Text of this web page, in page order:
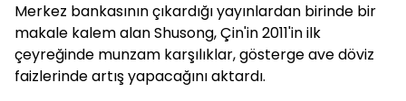
Merkez bankasının çıkardığı yayınlardan birinde bir
makale kalem alan Shusong, Çin'in 2011'in ilk
çeyreğinde munzam karşılıklar, gösterge ave döviz
faizlerinde artış yapacağını aktardı.